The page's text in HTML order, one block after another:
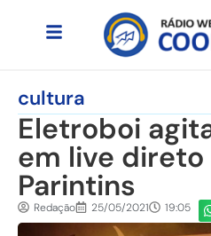
cultura
Eletroboi
em live direto
Parintins
Redação 25/05/2021 19:05